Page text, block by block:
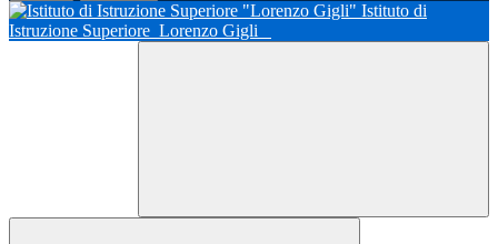
Istituto di
Istruzione Superiore Lorenzo Gigli